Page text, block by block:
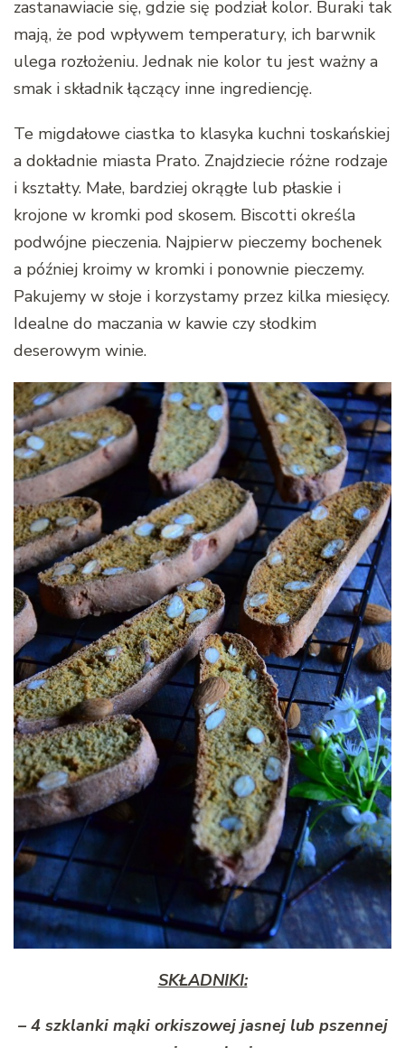
zastanawiacie się, gdzie się podział kolor. Buraki tak
mają, że pod wpływem temperatury, ich barwnik
ulega rozłożeniu. Jednak nie kolor tu jest ważny a
smak i składnik łączący inne ingrediencję.
Te migdałowe ciastka to klasyka kuchni toskańskiej
a dokładnie miasta Prato. Znajdziecie różne rodzaje
i kształty. Małe, bardziej okrągłe lub płaskie i
krojone w kromki pod skosem. Biscotti określa
podwójne pieczenia. Najpierw pieczemy bochenek
a później kroimy w kromki i ponownie pieczemy.
Pakujemy w słoje i korzystamy przez kilka miesięcy.
Idealne do maczania w kawie czy słodkim
deserowym winie.
SKŁADNIKI:
– 4 szklanki mąki orkiszowej jasnej lub pszennej